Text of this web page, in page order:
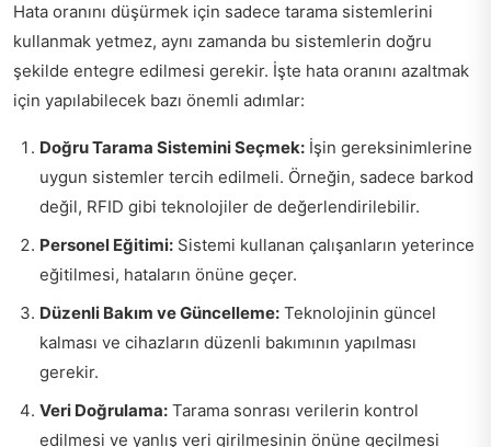
Hata oranını düşürmek için sadece tarama sistemlerini
kullanmak yetmez, aynı zamanda bu sistemlerin doğru
şekilde entegre edilmesi gerekir. İşte hata oranını azaltmak
için yapılabilecek bazı önemli adımlar:
Doğru Tarama Sistemini Seçmek: İşin gereksinimlerine
uygun sistemler tercih edilmeli. Örneğin, sadece barkod
değil, RFID gibi teknolojiler de değerlendirilebilir.
Personel Eğitimi: Sistemi kullanan çalışanların yeterince
eğitilmesi, hataların önüne geçer.
Düzenli Bakım ve Güncelleme: Teknolojinin güncel
kalması ve cihazların düzenli bakımının yapılması
gerekir.
Veri Doğrulama: Tarama sonrası verilerin kontrol
edilmesi ve yanlış veri girilmesinin önüne geçilmesi